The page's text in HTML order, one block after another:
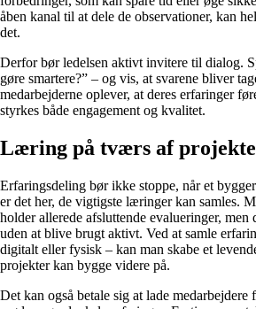
åben kanal til at dele de observationer, kan
det.
Derfor bør ledelsen aktivt invitere til dialog.
gøre smartere?” – og vis, at svarene bliver
medarbejderne oplever, at deres erfaringer
styrkes både engagement og kvalitet.
Læring på tværs af
Erfaringsdeling bør ikke stoppe, når et
er det her, de vigtigste læringer kan samles.
holder allerede afsluttende evalueringer,
uden at blive brugt aktivt. Ved at samle
digitalt eller fysisk – kan man skabe et
projekter kan bygge videre på.
Det kan også betale sig at lade